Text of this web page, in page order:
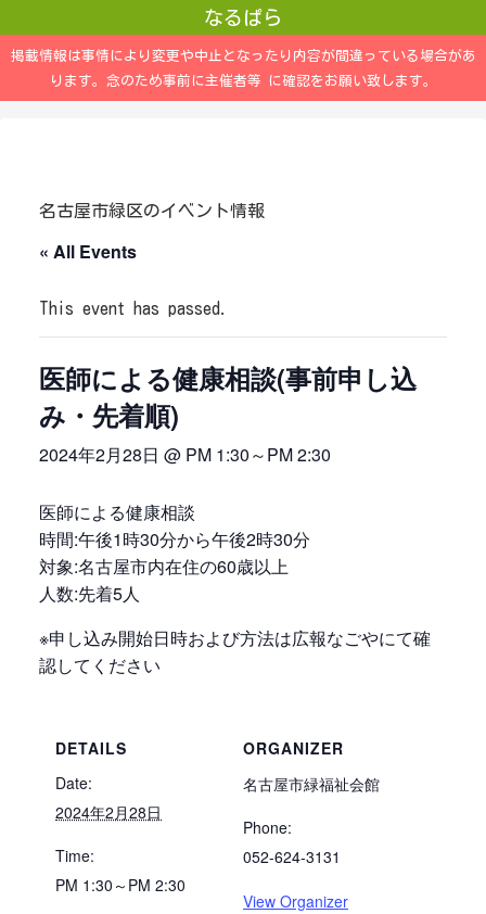
なるぱら
掲載情報は事情により変更や中止となったり内容が間違っている場合があ
ります。念のため事前に主催者等 に確認をお願い致します。
名古屋市緑区のイベント情報
« All Events
This event has passed.
医師による健康相談(事前申し込
み・先着順)
2024年2月28日 @ PM 1:30～PM 2:30
医師による健康相談
時間:午後1時30分から午後2時30分
対象:名古屋市内在住の60歳以上
人数:先着5人
※申し込み開始日時および方法は広報なごやにて確
認してください
DETAILS
Date:
2024年2月28日
Time:
PM 1:30～PM 2:30
ORGANIZER
名古屋市緑福祉会館
Phone:
052-624-3131
View Organizer